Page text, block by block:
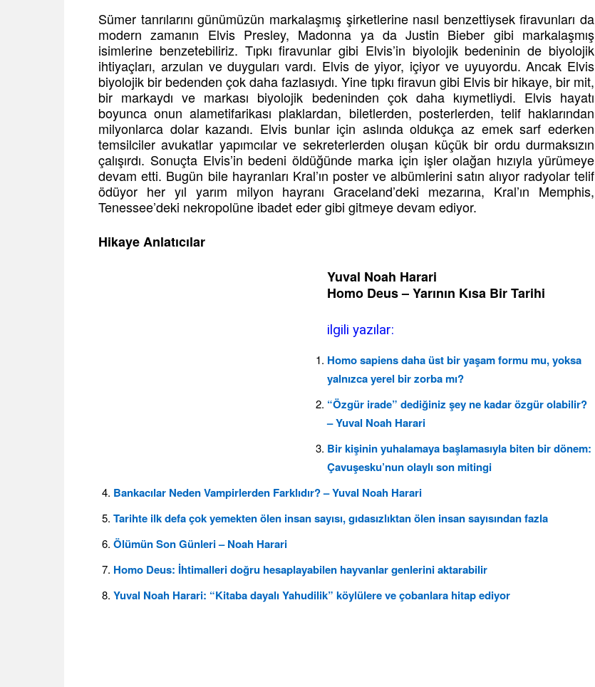
Sümer tanrılarını günümüzün markalaşmış şirketlerine nasıl benzettiysek firavunları da
modern zamanın Elvis Presley, Madonna ya da Justin Bieber gibi markalaşmış
isimlerine benzetebiliriz. Tıpkı firavunlar gibi Elvis’in biyolojik bedeninin de biyolojik
ihtiyaçları, arzulan ve duyguları vardı. Elvis de yiyor, içiyor ve uyuyordu. Ancak Elvis
biyolojik bir bedenden çok daha fazlasıydı. Yine tıpkı firavun gibi Elvis bir hikaye, bir mit,
bir markaydı ve markası biyolojik bedeninden çok daha kıymetliydi. Elvis hayatı
boyunca onun alametifarikası plaklardan, biletlerden, posterlerden, telif haklarından
milyonlarca dolar kazandı. Elvis bunlar için aslında oldukça az emek sarf ederken
temsilciler avukatlar yapımcılar ve sekreterlerden oluşan küçük bir ordu durmaksızın
çalışırdı. Sonuçta Elvis’in bedeni öldüğünde marka için işler olağan hızıyla yürümeye
devam etti. Bugün bile hayranları Kral’ın poster ve albümlerini satın alıyor radyolar telif
ödüyor her yıl yarım milyon hayranı Graceland’deki mezarına, Kral’ın Memphis,
Tenessee’deki nekropolüne ibadet eder gibi gitmeye devam ediyor.
Hikaye Anlatıcılar
Yuval Noah Harari
Homo Deus – Yarının Kısa Bir Tarihi
ilgili yazılar:
Homo sapiens daha üst bir yaşam formu mu, yoksa
yalnızca yerel bir zorba mı?
“Özgür irade” dediğiniz şey ne kadar özgür olabilir?
– Yuval Noah Harari
Bir kişinin yuhalamaya başlamasıyla biten bir dönem:
Çavuşesku’nun olaylı son mitingi
Bankacılar Neden Vampirlerden Farklıdır? – Yuval Noah Harari
Tarihte ilk defa çok yemekten ölen insan sayısı, gıdasızlıktan ölen insan sayısından fazla
Ölümün Son Günleri – Noah Harari
Homo Deus: İhtimalleri doğru hesaplayabilen hayvanlar genlerini aktarabilir
Yuval Noah Harari: “Kitaba dayalı Yahudilik” köylülere ve çobanlara hitap ediyor